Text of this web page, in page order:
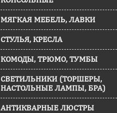
МЯГКАЯ МЕБЕЛЬ, ЛАВКИ
СТУЛЬЯ, КРЕСЛА
КОМОДЫ, ТРЮМО, ТУМБЫ
СВЕТИЛЬНИКИ (ТОРШЕРЫ,
НАСТОЛЬНЫЕ ЛАМПЫ, БРА)
АНТИКВАРНЫЕ ЛЮСТРЫ